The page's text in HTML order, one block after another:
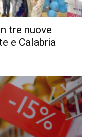
tre nuove
e Calabria